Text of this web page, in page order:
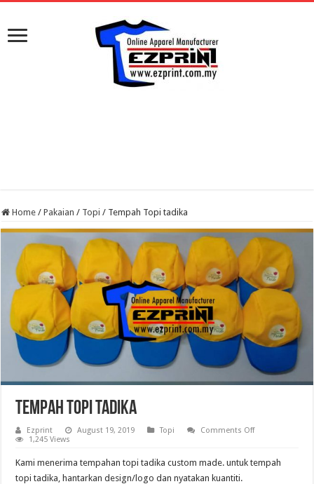
Home / Pakaian / Topi / Tempah Topi tadika
Tempah Topi tadika
Ezprint August 19, 2019 Topi Comments Offon
tadika
1,245 Views
Kami menerima tempahan topi tadika custom made. untuk tempah
topi tadika, hantarkan design/logo dan nyatakan kuantiti.